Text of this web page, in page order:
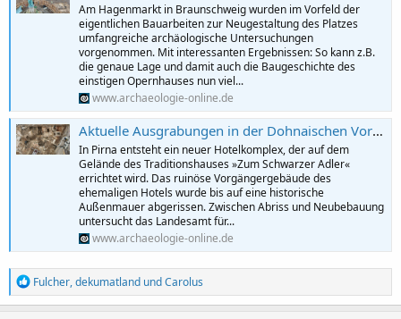
Am Hagenmarkt in Braunschweig wurden im Vorfeld der
eigentlichen Bauarbeiten zur Neugestaltung des Platzes
umfangreiche archäologische Untersuchungen
vorgenommen. Mit interessanten Ergebnissen: So kann z.B.
die genaue Lage und damit auch die Baugeschichte des
einstigen Opernhauses nun viel...
www.archaeologie-online.de
Aktuelle Ausgrabungen in der Dohnaischen Vorstadt von Pirna
In Pirna entsteht ein neuer Hotelkomplex, der auf dem
Gelände des Traditionshauses »Zum Schwarzer Adler«
errichtet wird. Das ruinöse Vorgängergebäude des
ehemaligen Hotels wurde bis auf eine historische
Außenmauer abgerissen. Zwischen Abriss und Neubebauung
untersucht das Landesamt für...
www.archaeologie-online.de
R
e
a
Fulcher,dekumatland undCarolus